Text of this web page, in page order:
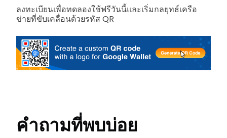
ลงทะเบียนเพื่อทดลองใช้ฟรีวันนี้และเริ่มกลยุทธ์เครือ
ข่ายที่ขับเคลื่อนด้วยรหัส QR
คำถามที่พบบ่อย